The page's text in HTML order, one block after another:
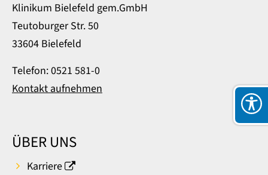
Klinikum Bielefeld gem.GmbH
Teutoburger Str. 50
33604 Bielefeld
Telefon: 0521 581-0
Kontakt aufnehmen
ÜBER UNS
Karriere